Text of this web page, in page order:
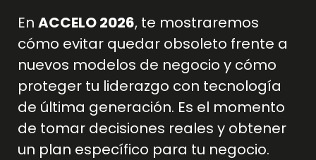
En ACCELO 2026, te mostraremos
cómo evitar quedar obsoleto frente a
nuevos modelos de negocio y cómo
proteger tu liderazgo con tecnología
de última generación. Es el momento
de tomar decisiones reales y obtener
un plan específico para tu negocio.